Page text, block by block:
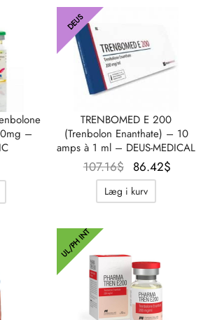
–
DEUS
TRENBOMED E 200
(Trenbolon Enanthate) – 10
amps à 1 ml – DEUS-MEDICAL
107.16$ Oprindelig
pris var:
107.16$.
86.42$
Læg i kurv
UL/PH INT